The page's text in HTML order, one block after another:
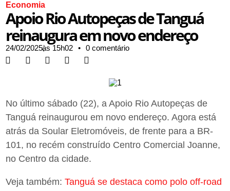
Economia
Apoio Rio Autopeças de Tanguá
reinaugura em novo endereço
24/02/2025,às 15h02 • 0 comentário
No último sábado (22), a Apoio Rio Autopeças de
Tanguá reinaugurou em novo endereço. Agora está
atrás da Soular Eletromóveis, de frente para a BR-
101, no recém construído Centro Comercial Joanne,
no Centro da cidade.
Veja também:Tanguá se destaca como polo off-road